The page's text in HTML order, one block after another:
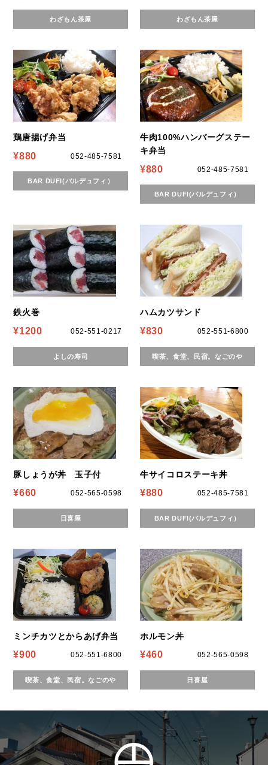
わざもん茶屋 わざもん茶屋
鶏唐揚げ弁当
¥880 052-485-7581
BAR DUFI(バルデュフィ）
牛肉100%ハンバーグステー
キ弁当
¥880 052-485-7581
BAR DUFI(バルデュフィ）
鉄火巻
¥1200 052-551-0217
よしの寿司
ハムカツサンド
¥830 052-551-6800
喫茶、食堂、民宿。なごのや
豚しょうが丼 玉子付
¥660 052-565-0598
日喜屋
牛サイコロステーキ丼
¥880 052-485-7581
BAR DUFI(バルデュフィ）
ミンチカツとからあげ弁当
¥900 052-551-6800
喫茶、食堂、民宿。なごのや
ホルモン丼
¥460 052-565-0598
日喜屋